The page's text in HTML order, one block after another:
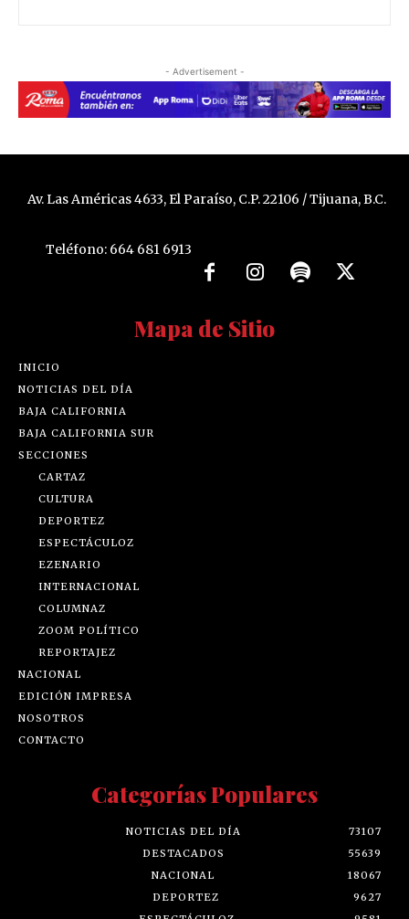
- Advertisement -
Av. Las Américas 4633, El Paraíso, C.P. 22106 / Tijuana, B.C.
Teléfono: 664 681 6913
Mapa de Sitio
INICIO
NOTICIAS DEL DÍA
BAJA CALIFORNIA
BAJA CALIFORNIA SUR
SECCIONES
CARTAZ
CULTURA
DEPORTEZ
ESPECTÁCULOZ
EZENARIO
INTERNACIONAL
COLUMNAZ
ZOOM POLÍTICO
REPORTAJEZ
NACIONAL
EDICIÓN IMPRESA
NOSOTROS
CONTACTO
Categorías Populares
NOTICIAS DEL DÍA
73107
DESTACADOS
55639
NACIONAL
18067
DEPORTEZ
9627